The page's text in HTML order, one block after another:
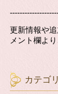
更新情報や
メント欄よ
カテゴ